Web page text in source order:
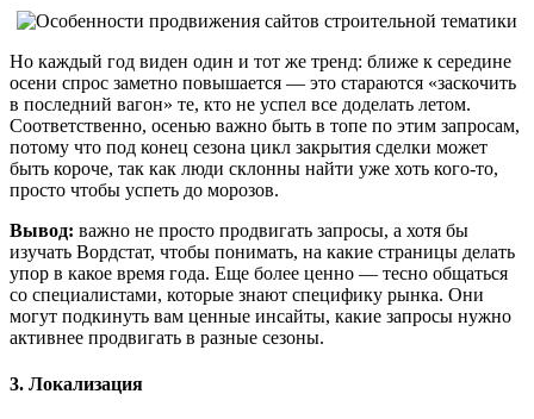
Но каждый год виден один и тот же тренд: ближе к середине
осени спрос заметно повышается — это стараются «заскочить
в последний вагон» те, кто не успел все доделать летом.
Соответственно, осенью важно быть в топе по этим запросам,
потому что под конец сезона цикл закрытия сделки может
быть короче, так как люди склонны найти уже хоть кого-то,
просто чтобы успеть до морозов.
Вывод: важно не просто продвигать запросы, а хотя бы
изучать Вордстат, чтобы понимать, на какие страницы делать
упор в какое время года. Еще более ценно — тесно общаться
со специалистами, которые знают специфику рынка. Они
могут подкинуть вам ценные инсайты, какие запросы нужно
активнее продвигать в разные сезоны.
3. Локализация